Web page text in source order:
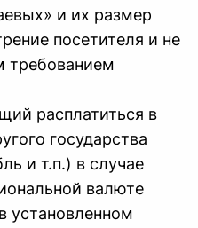
и их размер
посетителя и не
требованием
расплатиться в
государства
и т.п.) в случае
валюте
установленном